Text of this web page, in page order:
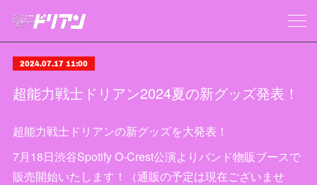
2024.07.17 11:00
超能力戦士ドリアン2024夏の新グッズ発表！
超能力戦士ドリアンの新グッズを大発表！
7月18日渋谷Spotify O-Crest公演よりバンド物販ブースで
販売開始いたします！（通販の予定は現在ございませ